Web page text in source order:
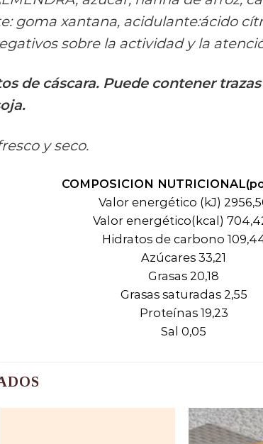
goma xantana, acidulante:ácido
sobre la actividad y la
de cáscara. Puede contener
y seco.
COMPOSICION
Valor energético (kJ)
Valor energético(kcal)
Hidratos de carbono
Azúcares 33,21
Grasas 20,18
Grasas saturadas 2,55
Proteínas 19,23
Sal 0,05